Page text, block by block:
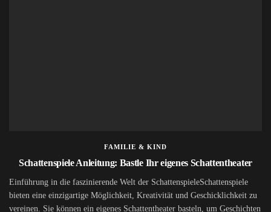
FAMILIE & KIND
Schattenspiele Anleitung: Bastle Ihr eigenes Schattentheater
Einführung in die faszinierende Welt der SchattenspieleSchattenspiele
bieten eine einzigartige Möglichkeit, Kreativität und Geschicklichkeit zu
vereinen. Sie können ein eigenes Schattentheater basteln, um Geschichten